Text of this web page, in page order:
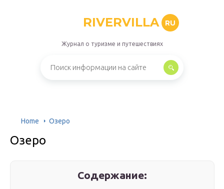
RIVERVILLA RU
Журнал о туризме и путешествиях
Home Озеро
Озеро
Содержание: